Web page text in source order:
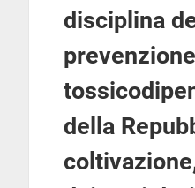
disciplina
della